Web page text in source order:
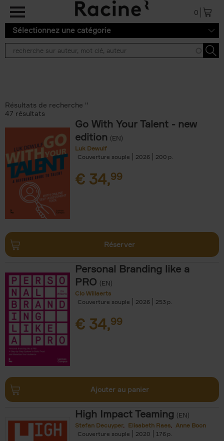
Aller au contenu principal
0
Sélectionnez une catégorie
Résultats de recherche ''
47 résultats
Go With Your Talent - new
edition (EN)
Luk Dewulf
Couverture souple
2026 200
€ 34,99
Réserver
Personal Branding like a
PRO (EN)
Clo Willaerts
Couverture souple
2026 253
€ 34,99
Ajouter au panier
High Impact Teaming (EN)
Stefan Decuyper Elisabeth Raes
Anne Boon
Couverture souple
2020 176